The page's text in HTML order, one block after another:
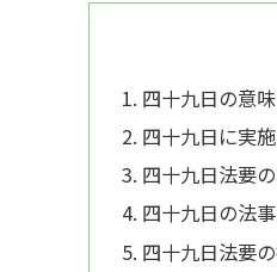
四十九日の意
四十九日に実
四十九日法要
四十九日の法
四十九日法要